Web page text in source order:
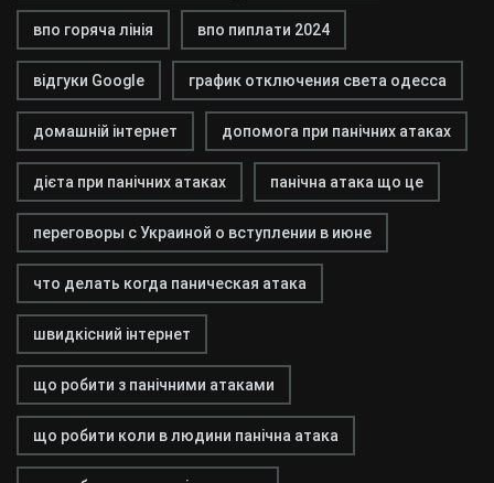
впо горяча лінія впо пиплати 2024
відгуки Google график отключения света одесса
домашній інтернет допомога при панічних атаках
дієта при панічних атаках панічна атака що це
переговоры с Украиной о вступлении в июне
что делать когда паническая атака
швидкісний інтернет
що робити з панічними атаками
що робити коли в людини панічна атака